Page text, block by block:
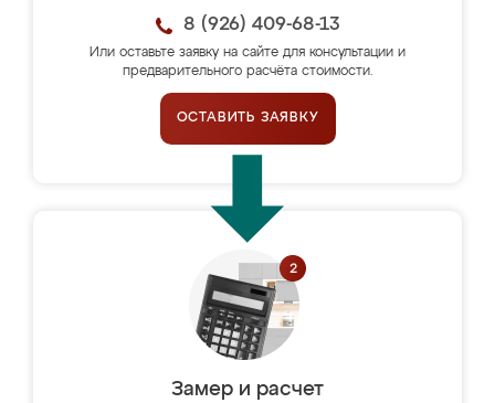
8 (926) 409-68-13
Или оставьте заявку на сайте для консультации и
предварительного расчёта стоимости.
ОСТАВИТЬ ЗАЯВКУ
Замер и расчет